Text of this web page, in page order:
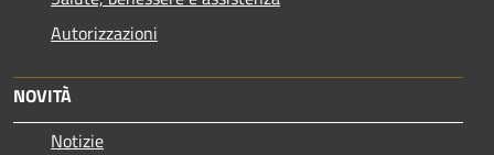
Autorizzazioni
NOVITÀ
Notizie